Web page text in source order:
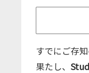
すでにご存
果たし、